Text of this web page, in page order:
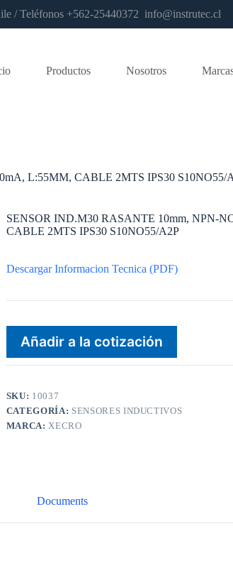
/ Teléfonos +562-25440372 info@instrutec.cl
Productos Nosotros
L:55MM, CABLE 2MTS IPS30 S10NO55/
SENSOR IND.M30 RASANTE 10mm, NPN-
CABLE 2MTS IPS30 S10NO55/A2P
Descargar Informacion Tecnica (PDF)
Añadir a la cotización
SKU: 10037
CATEGORÍA: SENSORES INDUCTIVOS
MARCA: XECRO
Documents